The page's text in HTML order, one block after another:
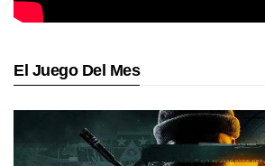
El Juego Del Mes